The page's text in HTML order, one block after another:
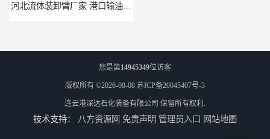
河北流体装卸臂厂家 港口输油臂 节能环保
您是第14945349位访客
版权所有 ©2026-08-08 苏ICP备20045407号-3
连云港深达石化装备有限公司 保留所有权利.
技术支持： 八方资源网 免责声明 管理员入口 网站地图